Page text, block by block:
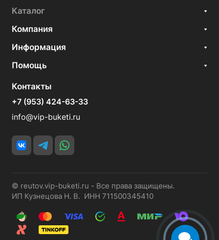
Каталог
Компания
Информация
Помощь
Контакты
+7 (953) 424-63-33
info@vip-buketi.ru
© reutov.vip-buketi.ru - Все права защищены.
ИП Кузнецова Н. В. ИНН 711500345410